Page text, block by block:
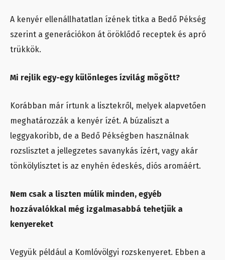
A kenyér ellenállhatatlan ízének titka a Bedő Pékség
szerint a generációkon át öröklődő receptek és apró
trükkök.
Mi rejlik egy-egy különleges ízvilág mögött?
Korábban már írtunk a lisztekről, melyek alapvetően
meghatározzák a kenyér ízét. A búzaliszt a
leggyakoribb, de a Bedő Pékségben használnak
rozslisztet a jellegzetes savanykás ízért, vagy akár
tönkölylisztet is az enyhén édeskés, diós aromáért.
Nem csak a liszten múlik minden, egyéb
hozzávalókkal még izgalmasabbá tehetjük a
kenyereket
Vegyük például a Komlóvölgyi rozskenyeret. Ebben a